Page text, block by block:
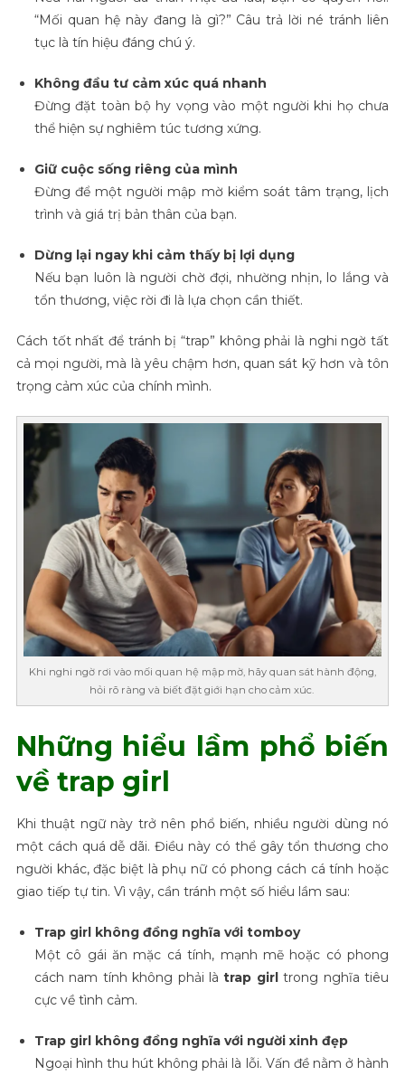
“Mối quan hệ này đang là gì?” Câu trả lời né tránh liên
tục là tín hiệu đáng chú ý.
Không đầu tư cảm xúc quá nhanh
Đừng đặt toàn bộ hy vọng vào một người khi họ chưa
thể hiện sự nghiêm túc tương xứng.
Giữ cuộc sống riêng của mình
Đừng để một người mập mờ kiểm soát tâm trạng, lịch
trình và giá trị bản thân của bạn.
Dừng lại ngay khi cảm thấy bị lợi dụng
Nếu bạn luôn là người chờ đợi, nhường nhịn, lo lắng và
tổn thương, việc rời đi là lựa chọn cần thiết.
Cách tốt nhất để tránh bị “trap” không phải là nghi ngờ tất
cả mọi người, mà là yêu chậm hơn, quan sát kỹ hơn và tôn
trọng cảm xúc của chính mình.
Khi nghi ngờ rơi vào mối quan hệ mập mờ, hãy quan sát hành động,
hỏi rõ ràng và biết đặt giới hạn cho cảm xúc.
Những hiểu lầm phổ biến
về trap girl
Khi thuật ngữ này trở nên phổ biến, nhiều người dùng nó
một cách quá dễ dãi. Điều này có thể gây tổn thương cho
người khác, đặc biệt là phụ nữ có phong cách cá tính hoặc
giao tiếp tự tin. Vì vậy, cần tránh một số hiểu lầm sau:
Trap girl không đồng nghĩa với tomboy
Một cô gái ăn mặc cá tính, mạnh mẽ hoặc có phong
cách nam tính không phải làtrap girltrong nghĩa tiêu
cực về tình cảm.
Trap girl không đồng nghĩa với người xinh đẹp
Ngoại hình thu hút không phải là lỗi. Vấn đề nằm ở hành